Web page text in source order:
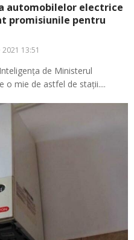
automobilelor electrice
promisiunile pentru
13:51
de Ministerul
o mie de astfel de stații....